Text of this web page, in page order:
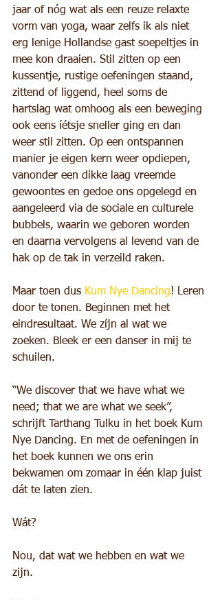
jaar of nóg wat als een reuze relaxte
vorm van yoga, waar zelfs ik als niet
erg lenige Hollandse gast soepeltjes in
mee kon draaien. Stil zitten op een
kussentje, rustige oefeningen staand,
zittend of liggend, heel soms de
hartslag wat omhoog als een beweging
ook eens íétsje sneller ging en dan
weer stil zitten. Op een ontspannen
manier je eigen kern weer opdiepen,
vanonder een dikke laag vreemde
gewoontes en gedoe ons opgelegd en
aangeleerd via de sociale en culturele
bubbels, waarin we geboren worden
en daarna vervolgens al levend van de
hak op de tak in verzeild raken.
Maar toen dus Kum Nye Dancing! Leren
door te tonen. Beginnen met het
eindresultaat. We zíjn al wat we
zoeken. Bleek er een danser in mij te
schuilen.
“We discover that we have what we
need; that we are what we seek”,
schrijft Tarthang Tulku in het boek Kum
Nye Dancing. En met de oefeningen in
het boek kunnen we ons erin
bekwamen om zomaar in één klap juist
dát te laten zien.
Wát?
Nou, dat wat we hebben en wat we
zijn.